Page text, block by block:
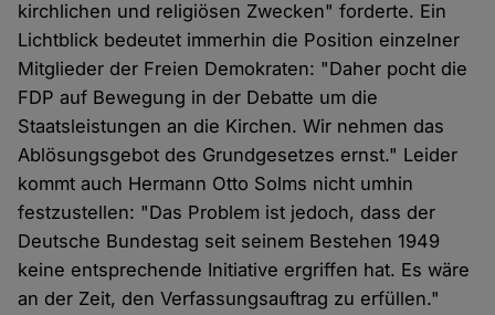
kirchlichen und religiösen Zwecken" forderte. Ein
Lichtblick bedeutet immerhin die Position einzelner
Mitglieder der Freien Demokraten: "Daher pocht die
FDP auf Bewegung in der Debatte um die
Staatsleistungen an die Kirchen. Wir nehmen das
Ablösungsgebot des Grundgesetzes ernst." Leider
kommt auch Hermann Otto Solms nicht umhin
festzustellen: "Das Problem ist jedoch, dass der
Deutsche Bundestag seit seinem Bestehen 1949
keine entsprechende Initiative ergriffen hat. Es wäre
an der Zeit, den Verfassungsauftrag zu erfüllen."